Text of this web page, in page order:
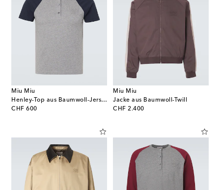
Miu Miu
Henley-Top aus Baumwoll-Jersey
CHF 600
original price
Miu Miu
Jacke aus Baumwoll-Twill
CHF 2.400
original price